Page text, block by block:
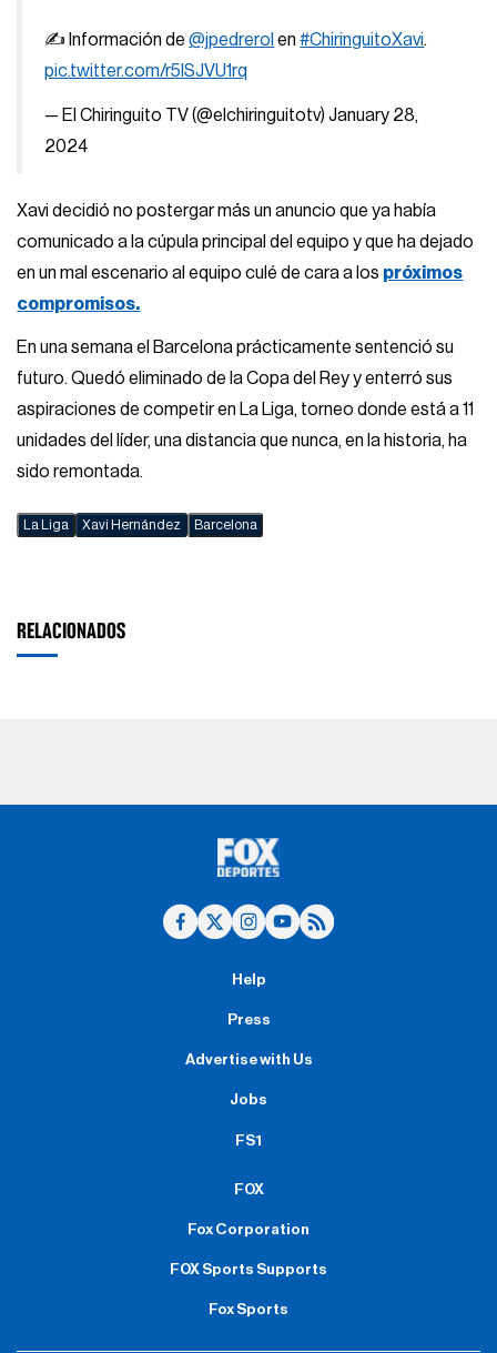
✍️ Información de@jpedrerol en#ChiringuitoXavi.
pic.twitter.com/r5ISJVU1rq
— El Chiringuito TV (@elchiringuitotv)January 28,
2024
Xavi decidió no postergar más un anuncio que ya había
comunicado a la cúpula principal del equipo y que ha dejado
en un mal escenario al equipo culé de cara a los próximos
compromisos.
En una semana el Barcelona prácticamente sentenció su
futuro. Quedó eliminado de la Copa del Rey y enterró sus
aspiraciones de competir en La Liga, torneo donde está a 11
unidades del líder, una distancia que nunca, en la historia, ha
sido remontada.
La Liga Xavi Hernández Barcelona
RELACIONADOS
Help
Press
Advertise with Us
Jobs
FS1
FOX
Fox Corporation
FOX Sports Supports
Fox Sports